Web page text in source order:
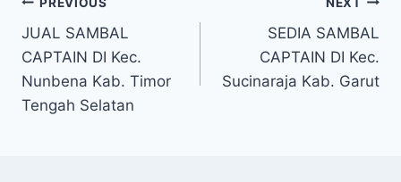
JUAL SAMBAL
CAPTAIN DI Kec.
Nunbena Kab. Timor
Tengah Selatan
SEDIA SAMBAL
CAPTAIN DI Kec.
Sucinaraja Kab. Garut